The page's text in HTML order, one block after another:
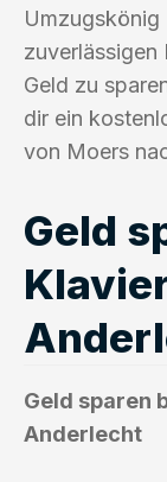
Umzugskönig
zuverlässigen
Geld zu
dir ein
von Moers
Geld
Geld sparen
Anderlecht